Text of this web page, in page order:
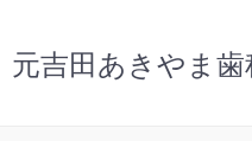
元吉田あきやま